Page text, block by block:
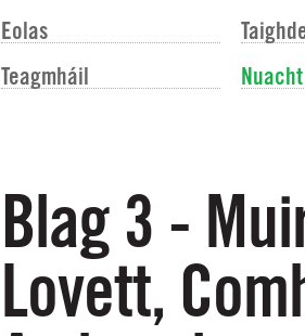
Eolas
Teagmháil
Blag 3 -
Lovett,